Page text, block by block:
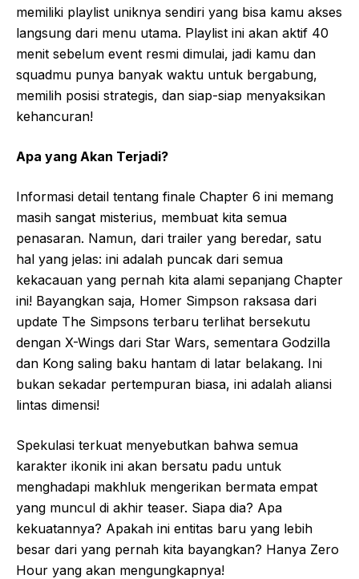
memiliki playlist uniknya sendiri yang bisa kamu akses
langsung dari menu utama. Playlist ini akan aktif 40
menit sebelum event resmi dimulai, jadi kamu dan
squadmu punya banyak waktu untuk bergabung,
memilih posisi strategis, dan siap-siap menyaksikan
kehancuran!
Apa yang Akan Terjadi?
Informasi detail tentang finale Chapter 6 ini memang
masih sangat misterius, membuat kita semua
penasaran. Namun, dari trailer yang beredar, satu
hal yang jelas: ini adalah puncak dari semua
kekacauan yang pernah kita alami sepanjang Chapter
ini! Bayangkan saja, Homer Simpson raksasa dari
update The Simpsons terbaru terlihat bersekutu
dengan X-Wings dari Star Wars, sementara Godzilla
dan Kong saling baku hantam di latar belakang. Ini
bukan sekadar pertempuran biasa, ini adalah aliansi
lintas dimensi!
Spekulasi terkuat menyebutkan bahwa semua
karakter ikonik ini akan bersatu padu untuk
menghadapi makhluk mengerikan bermata empat
yang muncul di akhir teaser. Siapa dia? Apa
kekuatannya? Apakah ini entitas baru yang lebih
besar dari yang pernah kita bayangkan? Hanya Zero
Hour yang akan mengungkapnya!